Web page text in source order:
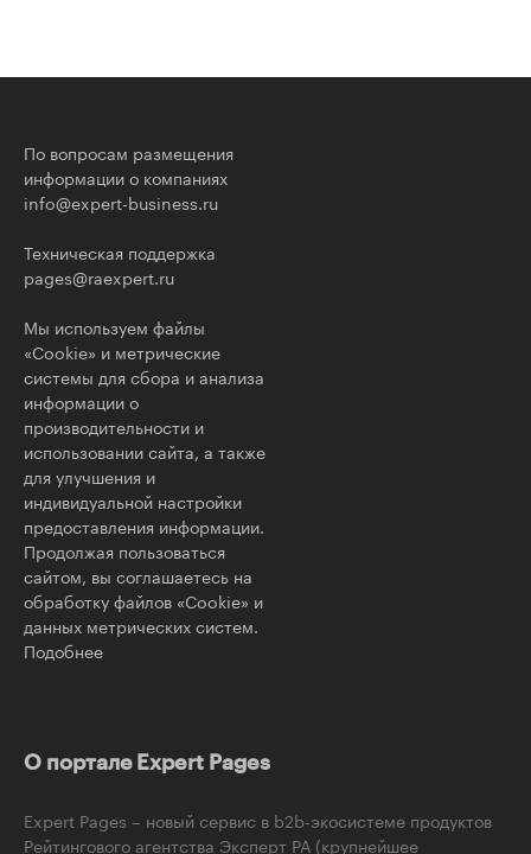
По вопросам размещения
информации о компаниях
info@expert-business.ru
Техническая поддержка
pages@raexpert.ru
Мы используем файлы
«Cookie» и метрические
системы для сбора и анализа
информации о
производительности и
использовании сайта, а также
для улучшения и
индивидуальной настройки
предоставления информации.
Продолжая пользоваться
сайтом, вы соглашаетесь на
обработку файлов «Cookie» и
данных метрических систем.
Подобнее
О портале Expert Pages
Expert Pages – новый сервис в b2b-экосистеме продуктов
Рейтингового агентства Эксперт РА (крупнейшее